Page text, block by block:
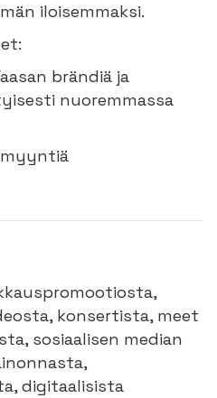
iloisemmaksi.
brändiä ja
nuoremmassa
konsertista, meet
sosiaalisen median
digitaalisista